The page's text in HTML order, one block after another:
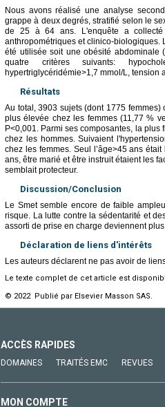
Nous avons réalisé une analyse
grappe à deux degrés, stratifié selon le
de 25 à 64 ans. L'enquête a collecté
anthropométriques et clinico-biologiques.
été utilisée soit une obésité abdominale
quatre critères suivants:
hypertriglycéridémie>1,7 mmol/L, tension
Résultats
Au total, 3903 sujets (dont 1775
plus élevée chez les femmes (11,77 %
P<0,001. Parmi ses composantes, la
chez les hommes. Suivaient
chez les femmes. Seul l’âge>45 ans
ans, être marié et être instruit étaient les
semblait protecteur.
Discussion/Conclusion
Le Smet semble encore de faible
risque. La lutte contre la sédentarité et
assorti de prise en charge deviennent
Déclaration de liens d'intérêts
Les auteurs déclarent ne pas avoir de
Le texte complet de cet article est
© 2022 Publié par Elsevier Masson SAS.
ACCÈS RAPIDES
DOMAINES TRAITÉS EMC REVUES
MON COMPTE